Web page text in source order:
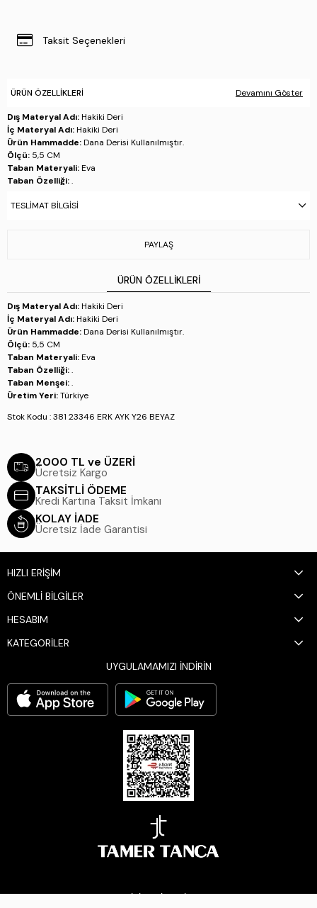
Taksit Seçenekleri
ÜRÜN ÖZELLIKLERI Devamını Göster
Dış Materyal Adı:Hakiki Deri
İç Materyal Adı:Hakiki Deri
Ürün Hammadde:Dana Derisi Kullanılmıştır.
Ölçü: 5,5 CM
Taban Materyali:Eva
Taban Özelliği:.
Üretim Yeri:Türkiye
TESLIMAT BILGISI
PAYLAŞ
ÜRÜN ÖZELLIKLERI
Dış Materyal Adı:Hakiki Deri
İç Materyal Adı:Hakiki Deri
Ürün Hammadde:Dana Derisi Kullanılmıştır.
Ölçü: 5,5 CM
Taban Materyali:Eva
Taban Özelliği:.
Taban Menşei:.
Üretim Yeri:Türkiye
Stok Kodu : 381 23346 ERK AYK Y26 BEYAZ
2000 TL ve ÜZERİ
Ücretsiz Kargo
TAKSİTLİ ÖDEME
Kredi Kartına Taksit İmkanı
KOLAY İADE
Ücretsiz İade Garantisi
HIZLI ERİŞİM
ÖNEMLİ BİLGİLER
HESABIM
KATEGORİLER
UYGULAMAMIZI İNDİRİN
BİZİ TAKİP EDİN